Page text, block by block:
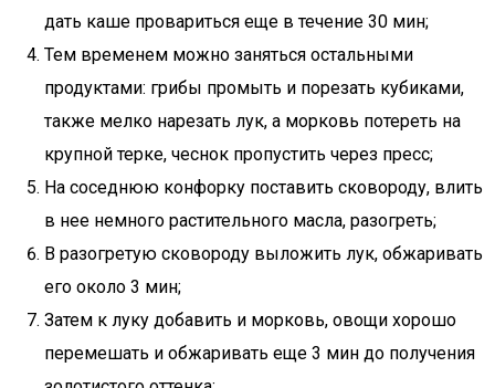
дать каше провариться еще в течение 30 мин;
Тем временем можно заняться остальными
продуктами: грибы промыть и порезать кубиками,
также мелко нарезать лук, а морковь потереть на
крупной терке, чеснок пропустить через пресс;
На соседнюю конфорку поставить сковороду, влить
в нее немного растительного масла, разогреть;
В разогретую сковороду выложить лук, обжаривать
его около 3 мин;
Затем к луку добавить и морковь, овощи хорошо
перемешать и обжаривать еще 3 мин до получения